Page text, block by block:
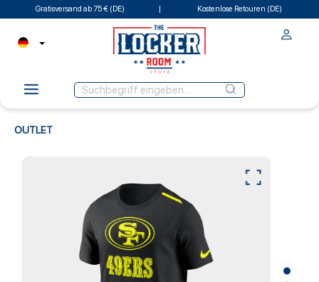
Gratisversand ab 75 € (DE) Kostenlose Retouren (DE)
OUTLET